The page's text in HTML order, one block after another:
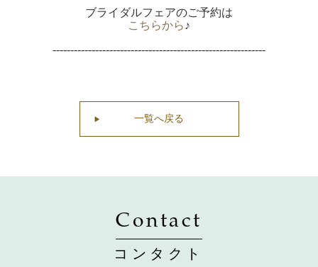
ブライダルフェアのご予約は
こちらから♪
------------------------------------------------------------
一覧へ戻る
Contact
コンタクト